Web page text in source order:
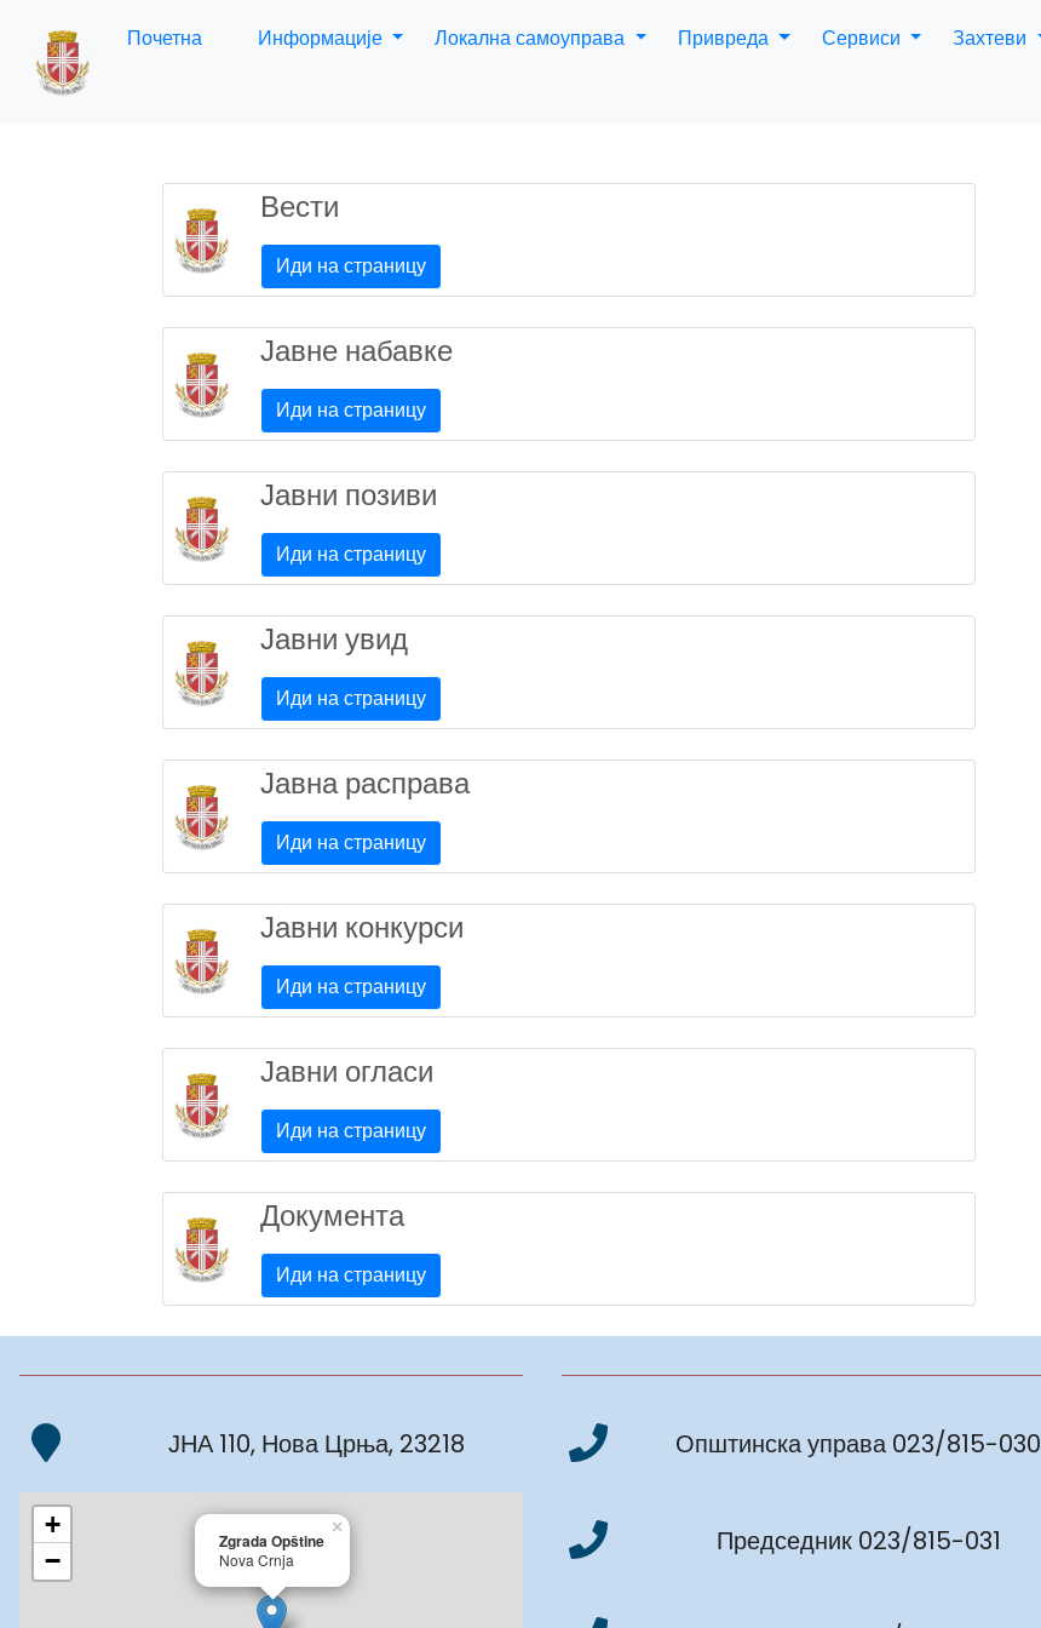
Почетна Информације Локална самоуправа Привреда Сервиси Захтеви
Вести
Иди на страницу
Јавне набавке
Иди на страницу
Јавни позиви
Иди на страницу
Јавни увид
Иди на страницу
Јавна расправа
Иди на страницу
Јавни конкурси
Иди на страницу
Јавни огласи
Иди на страницу
Документа
Иди на страницу
ЈНА 110, Нова Црња, 23218
Zgrada Opštine
Nova Crnja
×
+
−
Општинска управа 023/815-030
Председник 023/815-031